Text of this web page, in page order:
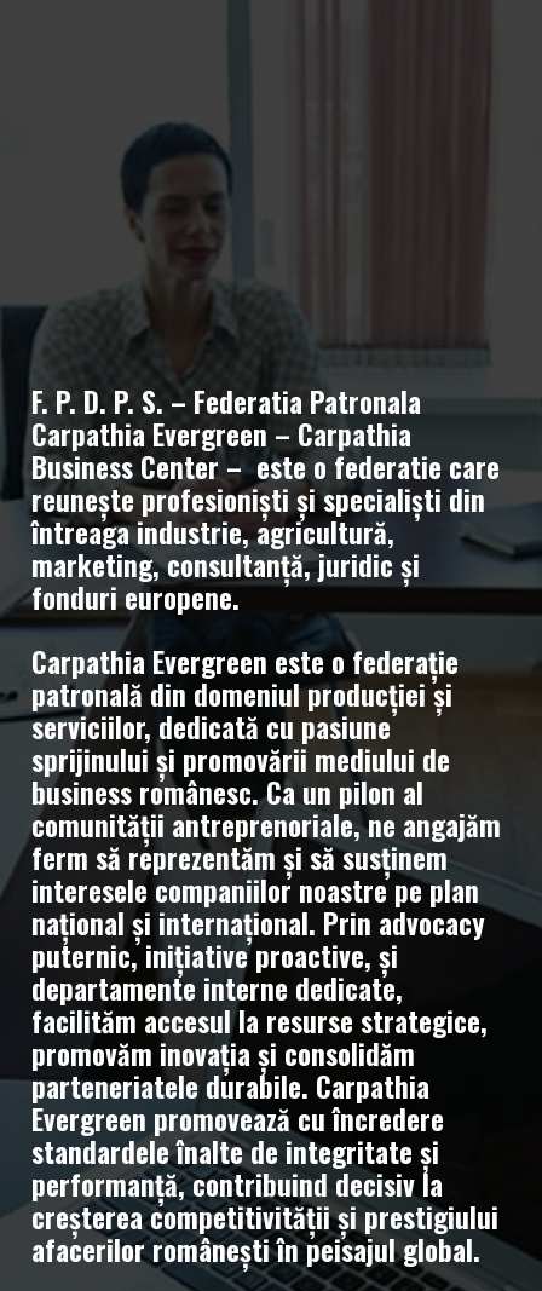
F. P. D. P. S. – Federatia Patronala
Carpathia Evergreen – Carpathia
Business Center – este o federatie care
reunește profesioniști și specialiști din
întreaga industrie, agricultură,
marketing, consultanță, juridic și
fonduri europene.
Carpathia Evergreen este o federație
patronală din domeniul producției și
serviciilor, dedicată cu pasiune
sprijinului și promovării mediului de
business românesc. Ca un pilon al
comunității antreprenoriale, ne angajăm
ferm să reprezentăm și să susținem
interesele companiilor noastre pe plan
național și internațional. Prin advocacy
puternic, inițiative proactive, și
departamente interne dedicate,
facilităm accesul la resurse strategice,
promovăm inovația și consolidăm
parteneriatele durabile. Carpathia
Evergreen promovează cu încredere
standardele înalte de integritate și
performanță, contribuind decisiv la
creșterea competitivității și prestigiului
afacerilor românești în peisajul global.